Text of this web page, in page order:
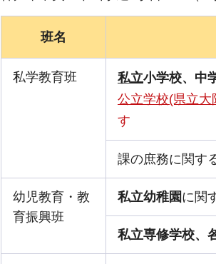
班名
私学教育班 私立小学校、中
公立学校(県立大
す
課の庶務に関す
幼児教育・教
育振興班
私立幼稚園に関
私立専修学校、